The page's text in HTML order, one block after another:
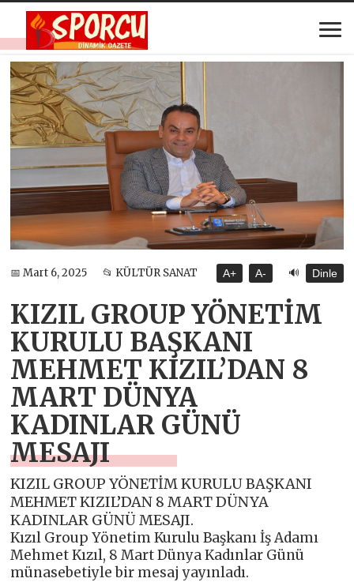
📅 Mart 6, 2025 📂 KÜLTÜR SANAT A+ A- 🔊 Dinle
KIZIL GROUP YÖNETİM
KURULU BAŞKANI
MEHMET KIZIL’DAN 8
MART DÜNYA
KADINLAR GÜNÜ
MESAJI
KIZIL GROUP YÖNETİM KURULU BAŞKANI
MEHMET KIZIL’DAN 8 MART DÜNYA
KADINLAR GÜNÜ MESAJI.
Kızıl Group Yönetim Kurulu Başkanı İş Adamı
Mehmet Kızıl, 8 Mart Dünya Kadınlar Günü
münasebetiyle bir mesaj yayınladı.